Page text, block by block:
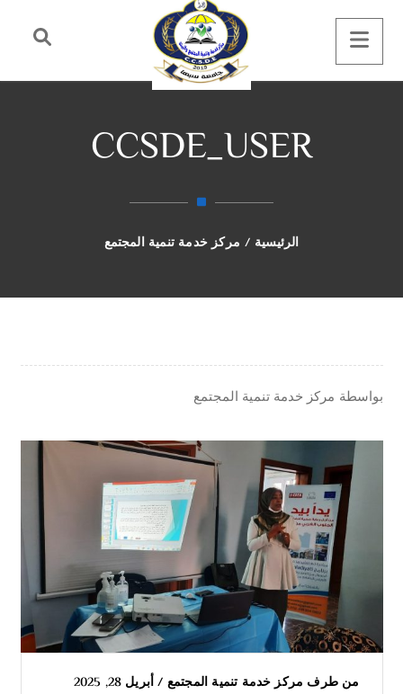
CCSDE_USER
الرئيسية / مركز خدمة تنمية المجتمع
بواسطة مركز خدمة تنمية المجتمع
من طرف مركز خدمة تنمية المجتمع / أبريل 28, 2025